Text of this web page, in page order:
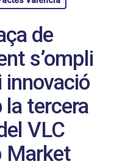
de
s’ompli
la tercera
VLC
Market